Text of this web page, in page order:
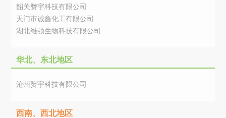
韶关赞宇科技有限公司
天门市诚鑫化工有限公司
湖北维顿生物科技有限公司
华北、东北地区
沧州赞宇科技有限公司
西南、西北地区